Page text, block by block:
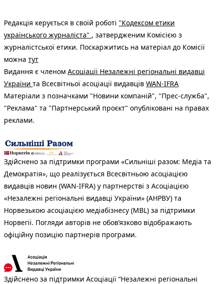
Редакція керується в своїй роботі "Кодексом етики
українського журналіста" , затвердженим Комісією з
журналістської етики. Поскаржитись на матеріал до Комісії
можна тут
Видання є членом Асоціації Незалежні регіональні видавці
України та Всесвітньої асоціації видавців WAN-IFRA
Матеріали з позначками "Новини компаній", "Прес-служба",
"Реклама" та "Партнерський проєкт" опубліковані на правах
реклами.
Здійснено за підтримки програми «Сильніші разом: Медіа та
Демократія», що реалізується Всесвітньою асоціацією
видавців новин (WAN-IFRA) у партнерстві з Асоціацією
«Незалежні регіональні видавці України» (АНРВУ) та
Норвезькою асоціацією медіабізнесу (MBL) за підтримки
Норвегії. Погляди авторів не обов’язково відображають
офіційну позицію партнерів програми.
Здійснено за підтримки Асоціації “Незалежні регіональні